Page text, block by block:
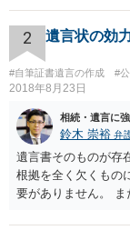
すが、弁護士に作成
ースが多いと思い
律の基準はありませ
2 遺言状の効
#自筆証書遺言の作成 #
2018年8月23日
相続・遺言に
鈴木 崇裕 弁
遺言書そのものが存
根拠を全く欠くもの
要がありません。